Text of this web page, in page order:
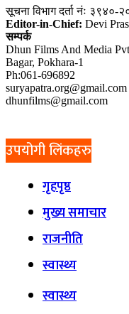
सूचना विभाग दर्ता नंः ३९४०-
Editor-in-Chief: Devi
सम्पर्क
Dhun Films And Media
Bagar, Pokhara-1
Ph:061-696892
suryapatra.org@gmail.com
dhunfilms@gmail.com
उपयोगी लिंकहरु
गृहपृष्ठ
मुख्य समाचार
राजनीति
स्वास्थ्य
स्वास्थ्य